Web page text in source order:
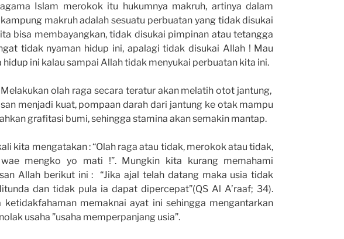
Islam merokok itu hukumnya makruh, artinya dalam
makruh adalah sesuatu perbuatan yang tidak disukai
bisa membayangkan, tidak disukai pimpinan atau tetangga
tidak nyaman hidup ini, apalagi tidak disukai Allah ! Mau
hidup ini kalau sampai Allah tidak menyukai perbuatan kita ini.
Melakukan olah raga secara teratur akan melatih otot jantung,
menjadi kuat, pompaan darah dari jantung ke otak mampu
grafitasi bumi, sehingga stamina akan semakin mantap.
kita mengatakan : “Olah raga atau tidak, merokok atau tidak,
mengko yo mati !”. Mungkin kita kurang memahami
Allah berikut ini : “Jika ajal telah datang maka usia tidak
dan tidak pula ia dapat dipercepat”(QS Al A’raaf; 34).
ketidakfahaman memaknai ayat ini sehingga mengantarkan
usaha ”usaha memperpanjang usia”.